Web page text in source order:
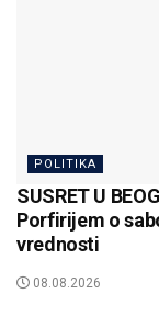
POLITIKA
SUSRET U
Porfirijem o
vrednosti
08.08.2026